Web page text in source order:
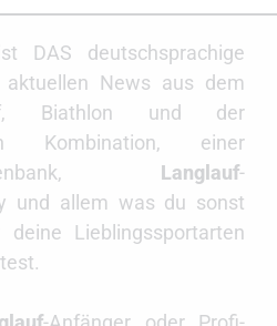
DAS deutschsprachige
News aus dem
Biathlon und der
Kombination, einer
Langlauf-
und allem was du sonst
Lieblingssportarten